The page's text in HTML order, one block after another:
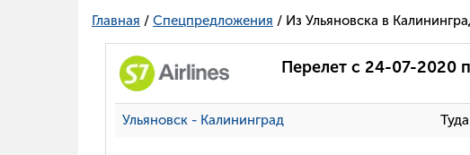
Главная / Спецпредложения / Из Ульяновска в
Перелет с 24-07-2020
Ульяновск - Калининград